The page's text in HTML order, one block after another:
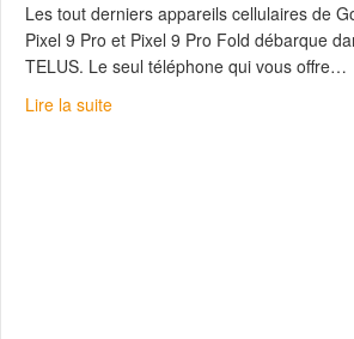
Les tout derniers appareils cellulaires de
Pixel 9 Pro et Pixel 9 Pro Fold débarque
TELUS. Le seul téléphone qui vous offre…
Lire la suiteabout Découvrez le Pixel 9 avec